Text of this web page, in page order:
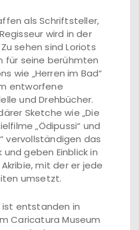
als Schriftsteller,
wird in der
sehen sind Loriots
für seine berühmten
wie „Herren im Bad“
entworfene
und Drehbücher.
Sketche wie „Die
„Ödipussi“ und
vervollständigen das
geben Einblick in
mit der er jede
umsetzt.
ist entstanden in
Caricatura Museum